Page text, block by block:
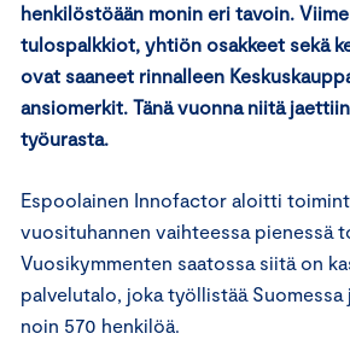
henkilöstöään monin eri tavoin.
tulospalkkiot, yhtiön osakkeet sekä
ovat saaneet rinnalleen
ansiomerkit. Tänä vuonna niitä
työurasta.
Espoolainen Innofactor aloitti
vuosituhannen vaihteessa pienessä
Vuosikymmenten saatossa siitä on
palvelutalo, joka työllistää Suomessa
noin 570 henkilöä.